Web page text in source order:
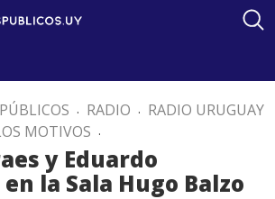
. RADIO . RADIO URUGUAY
MOTIVOS .
y Eduardo
la Sala Hugo Balzo